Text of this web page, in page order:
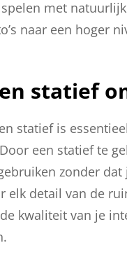
met
naar een hoger
statief
statief is
een statief te
zonder
elk detail van de
kwaliteit van je